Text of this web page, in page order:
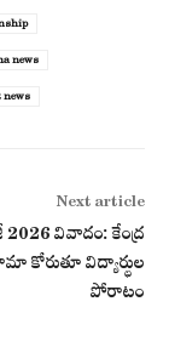
news
Next article
వివాదం: కేంద్ర
కోరుతూ విద్యార్థుల
పోరాటం